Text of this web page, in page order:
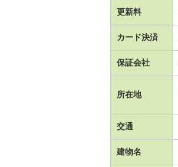
更新料
カード決済
保証会社
所在地
交通
建物名